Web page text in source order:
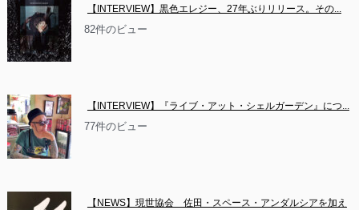
【INTERVIEW】黒色エレジー、27年ぶりリリース。その...
82件のビュー
【INTERVIEW】『ライブ・アット・シェルガーデン』につ...
77件のビュー
【NEWS】現世協会　佐田・スペース・アンダルシアを加え